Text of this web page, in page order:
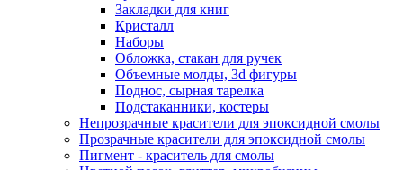
Закладки для книг
Кристалл
Наборы
Обложка, стакан для ручек
Объемные молды, 3d фигуры
Поднос, сырная тарелка
Подстаканники, костеры
Непрозрачные красители для эпоксидной смолы
Прозрачные красители для эпоксидной смолы
Пигмент - краситель для смолы